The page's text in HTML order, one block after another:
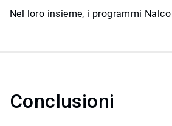
Nel loro insieme, i programmi
Conclusioni